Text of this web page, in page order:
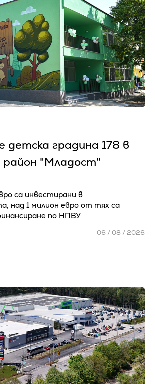
детска градина 178 в
район "Младост"
са инвестирани в
над 1 милион евро от тях са
по НПВУ
06 / 08 / 2026